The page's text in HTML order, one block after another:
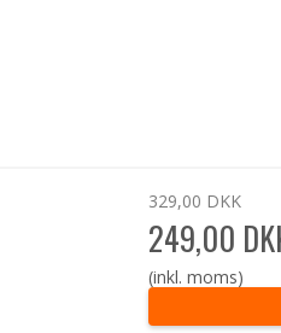
329,00 DKK
249,00
(inkl. moms)